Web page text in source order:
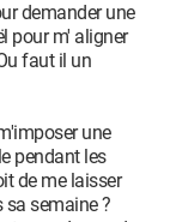
demander une
pour m' aligner
faut il un
une
pendant les
de me laisser
sa semaine ?